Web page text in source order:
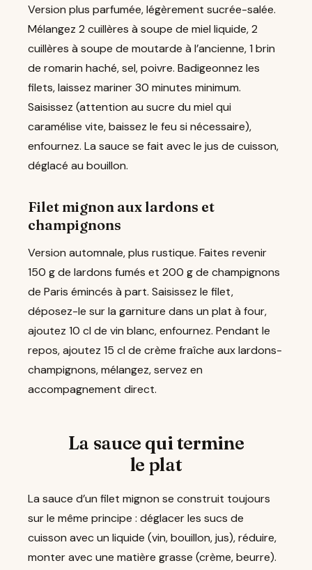
Version plus parfumée, légèrement sucrée-salée.
Mélangez 2 cuillères à soupe de miel liquide, 2
cuillères à soupe de moutarde à l’ancienne, 1 brin
de romarin haché, sel, poivre. Badigeonnez les
filets, laissez mariner 30 minutes minimum.
Saisissez (attention au sucre du miel qui
caramélise vite, baissez le feu si nécessaire),
enfournez. La sauce se fait avec le jus de cuisson,
déglacé au bouillon.
Filet mignon aux lardons et
champignons
Version automnale, plus rustique. Faites revenir
150 g de lardons fumés et 200 g de champignons
de Paris émincés à part. Saisissez le filet,
déposez-le sur la garniture dans un plat à four,
ajoutez 10 cl de vin blanc, enfournez. Pendant le
repos, ajoutez 15 cl de crème fraîche aux lardons-
champignons, mélangez, servez en
accompagnement direct.
La sauce qui termine
le plat
La sauce d’un filet mignon se construit toujours
sur le même principe : déglacer les sucs de
cuisson avec un liquide (vin, bouillon, jus), réduire,
monter avec une matière grasse (crème, beurre).